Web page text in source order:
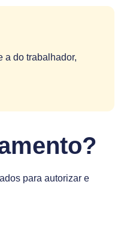
a do trabalhador,
para autorizar e